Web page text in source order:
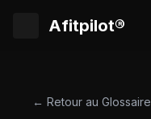
Afitpilot®
← Retour au Glossaire